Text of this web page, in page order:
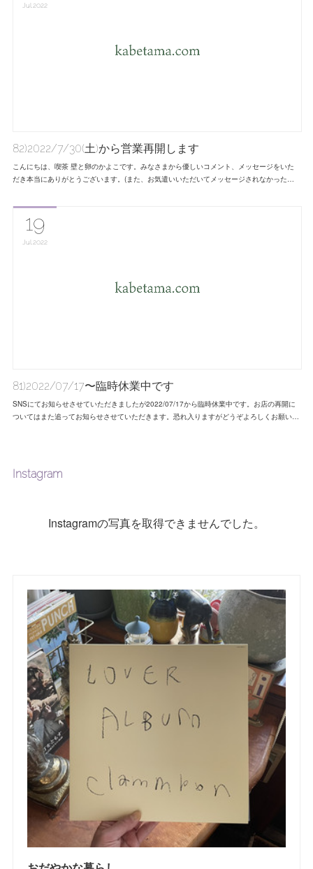
82)2022/7/30(土)から営業再開します
こんにちは、喫茶 壁と卵のかよこです。みなさまから優しいコメント、メッセージをいた
だき本当にありがとうございます。(また、お気遣いいただいてメッセージされなかった…
Jul 2022
81)2022/07/17〜臨時休業中です
SNSにてお知らせさせていただきましたが2022/07/17から臨時休業中です。お店の再開に
ついてはまた追ってお知らせさせていただきます。恐れ入りますがどうぞよろしくお願い…
19
Jul 2022
Instagram
Instagramの写真を取得できませんでした。